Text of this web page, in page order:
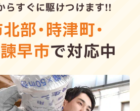
らすぐに駆けつけます!!
部・時津町・
諫早市で対応中